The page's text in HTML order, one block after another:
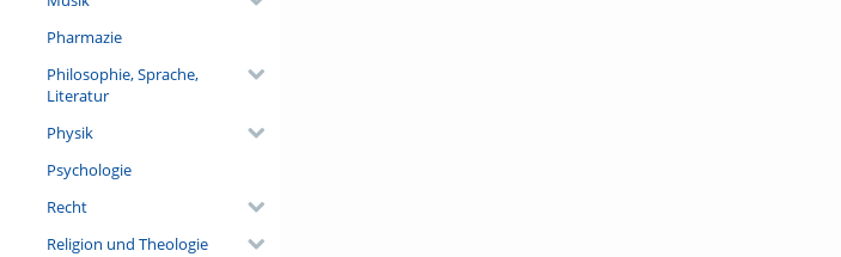
Pharmazie
Philosophie, Sprache,
Literatur
Physik
Psychologie
Recht
Religion und Theologie